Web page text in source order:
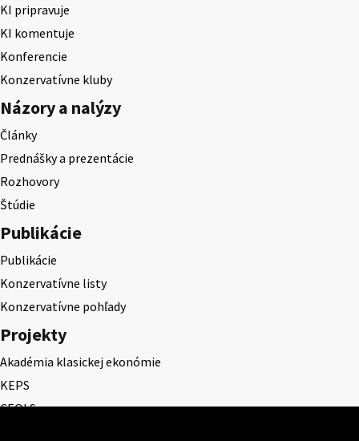
KI pripravuje
KI komentuje
Konferencie
Konzervatívne kluby
Názory a nalýzy
Články
Prednášky a prezentácie
Rozhovory
Štúdie
Publikácie
Publikácie
Konzervatívne listy
Konzervatívne pohľady
Projekty
Akadémia klasickej ekonómie
KEPS
CEQLS